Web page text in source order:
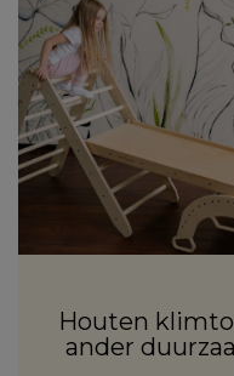
Houten
ander